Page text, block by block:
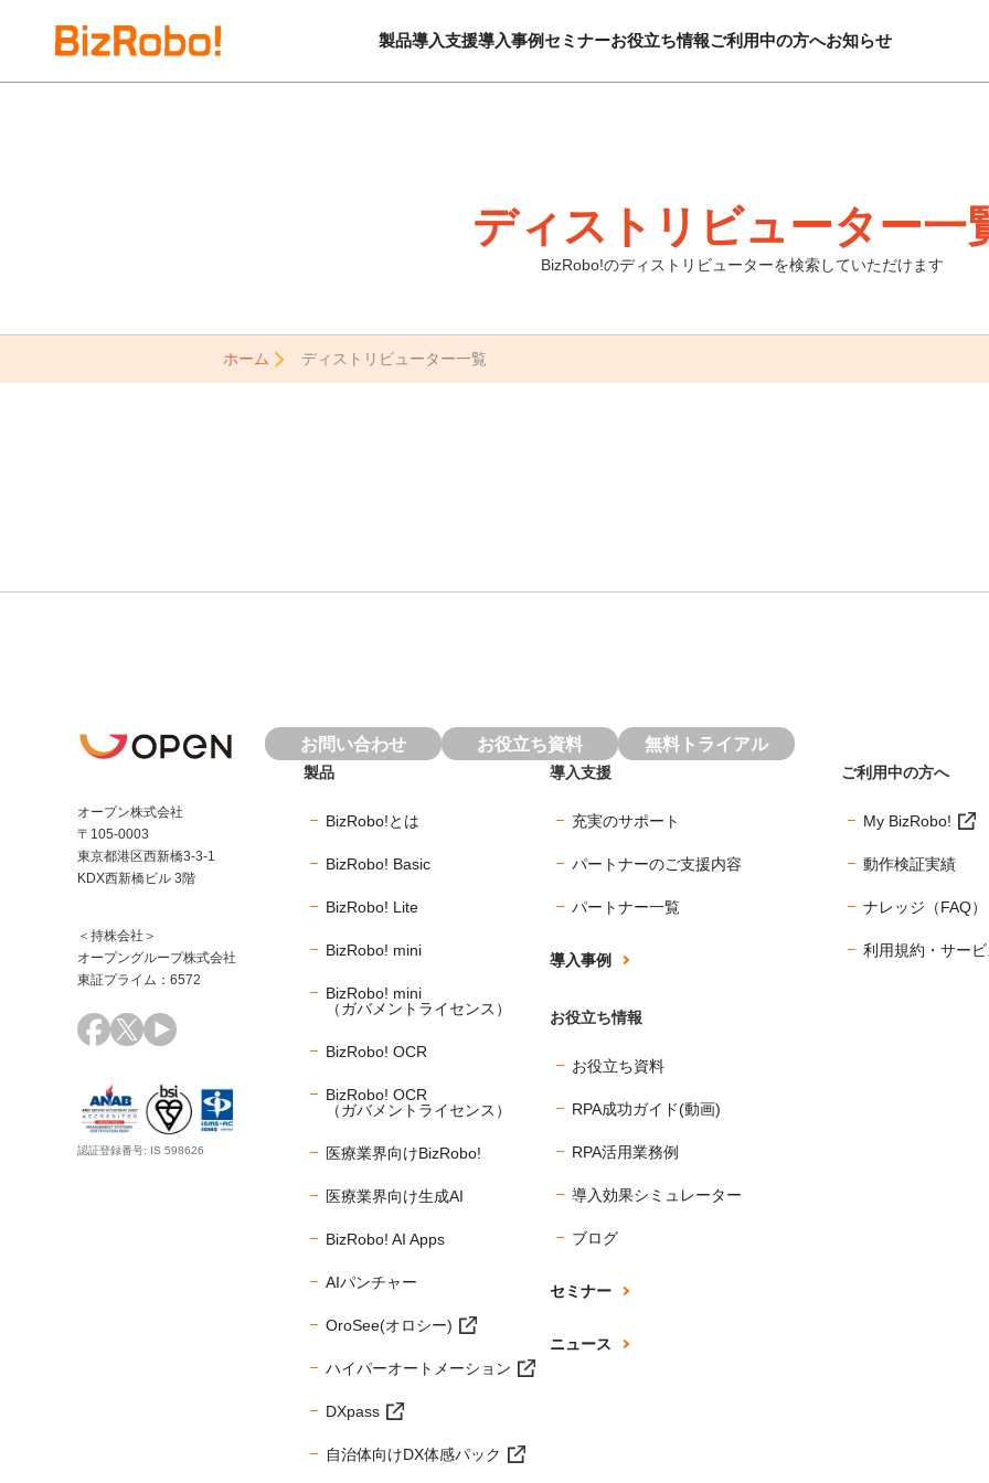
製品導入支援導入事例セミナーお役立ち情報ご利用中の方へお知らせ
ディストリビューター一
BizRobo!のディストリビューターを検索していただけます
ホーム ディストリビューター一覧
オープン株式会社
〒105-0003
東京都港区西新橋3-3-1
KDX西新橋ビル 3階
＜持株会社＞
オープングループ株式会社
東証プライム：6572
認証登録番号: IS 598626
お問い合わせ お役立ち資料 無料トライアル
製品
BizRobo!とは
BizRobo! Basic
BizRobo! Lite
BizRobo! mini
BizRobo! mini
（ガバメントライセンス）
BizRobo! OCR
BizRobo! OCR
（ガバメントライセンス）
医療業界向けBizRobo!
医療業界向け生成AI
BizRobo! AI Apps
AIパンチャー
OroSee(オロシー)
ハイパーオートメーション
DXpass
自治体向けDX体感パック
導入支援
充実のサポート
パートナーのご支援内容
パートナー一覧
導入事例
お役立ち情報
お役立ち資料
RPA成功ガイド(動画)
RPA活用業務例
導入効果シミュレーター
ブログ
セミナー
ニュース
ご利用中の方へ
My BizRobo!
動作検証実績
ナレッジ（FAQ）
利用規約・サー